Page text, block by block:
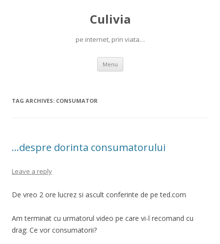
Culivia
pe internet, prin viata…
Menu Skip
content
TAG ARCHIVES: CONSUMATOR
…despre dorinta consumatorului
Leave a reply
De vreo 2 ore lucrez si ascult conferinte de pe ted.com
Am terminat cu urmatorul video pe care vi-l recomand cu
drag: Ce vor consumatorii?